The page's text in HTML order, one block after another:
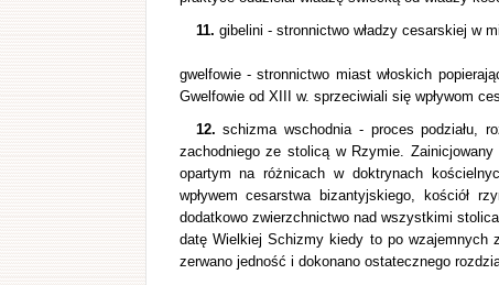
11. gibelini - stronnictwo władzy cesarskiej w
gwelfowie - stronnictwo miast włoskich
Gwelfowie od XIII w. sprzeciwiali się wpływom
12. schizma wschodnia - proces podziału,
zachodniego ze stolicą w Rzymie. Zainicjowany
opartym na różnicach w doktrynach
wpływem cesarstwa bizantyjskiego, kościół
dodatkowo zwierzchnictwo nad wszystkimi
datę Wielkiej Schizmy kiedy to po wzajemnych
zerwano jedność i dokonano ostatecznego